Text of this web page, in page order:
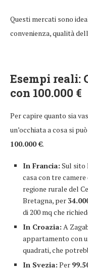
Questi mercati sono
convenienza, qualità
Esempi reali:
con 100.000 €
Per capire quanto sia
un’occhiata a cosa si
100.000 €.
In Francia: Sul sito
casa con tre
regione rurale del
Bretagna, per
di 200 mq che
In Croazia: A
appartamento con
quadrati, che
In Svezia: Per